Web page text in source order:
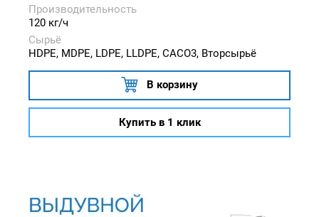
Производительность
120 кг/ч
Сырьё
HDPE, MDPE, LDPE, LLDPE, CACO3, Вторсырьё
В корзину
Купить в 1 клик